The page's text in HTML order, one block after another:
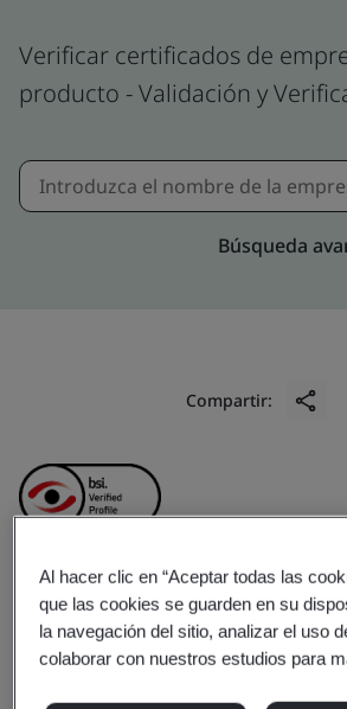
Verificar certificados de
producto - Validación y
Búsqueda
Compartir:
Anhui Ankai
Machinery
Al hacer clic en “Aceptar todas las
que las cookies se guarden en su
la navegación del sitio, analizar el uso
colaborar con nuestros estudios para